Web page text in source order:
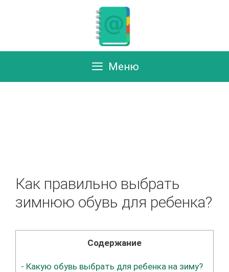
Меню
Как правильно выбрать
зимнюю обувь для ребенка?
Содержание
- Какую обувь выбрать для ребенка на зиму?